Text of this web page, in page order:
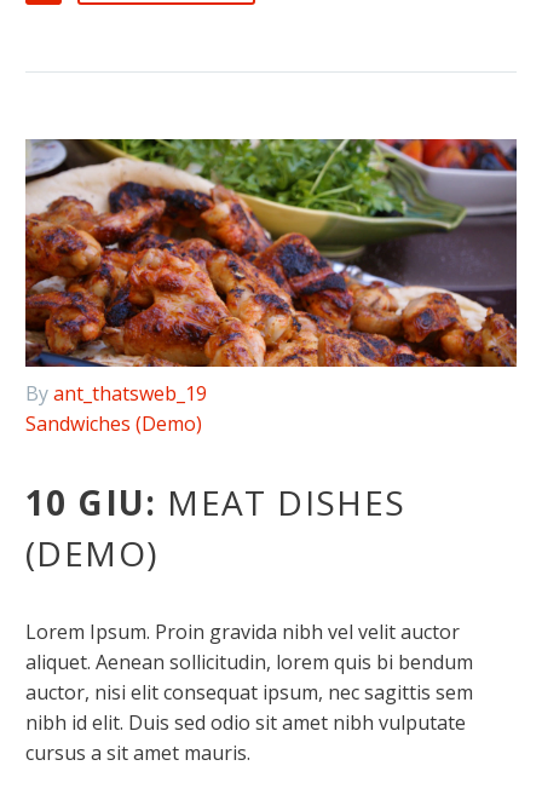
Byant_thatsweb_19
Sandwiches (Demo)
10 GIU: MEAT DISHES
(DEMO)
Lorem Ipsum. Proin gravida nibh vel velit auctor
aliquet. Aenean sollicitudin, lorem quis bi bendum
auctor, nisi elit consequat ipsum, nec sagittis sem
nibh id elit. Duis sed odio sit amet nibh vulputate
cursus a sit amet mauris.